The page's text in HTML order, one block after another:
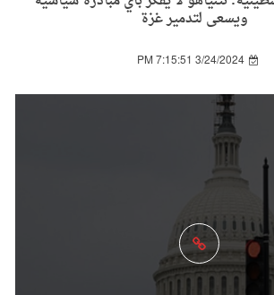
ويسعى لتدمير غزة
3/24/2024 7:15:51 PM